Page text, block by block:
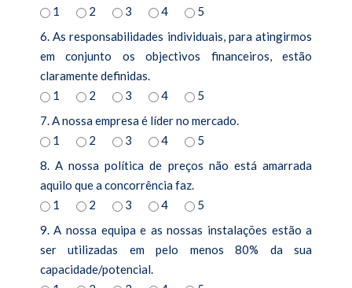
1
2 3 4
5
6. As responsabilidades individuais, para atingirmos
em conjunto os objectivos financeiros, estão
claramente definidas.
1
2 3 4
5
7. A nossa empresa é líder no mercado.
1
2 3 4
5
8. A nossa política de preços não está amarrada
aquilo que a concorrência faz.
1
2 3 4
5
9. A nossa equipa e as nossas instalações estão a
ser utilizadas em pelo menos 80% da sua
capacidade/potencial.